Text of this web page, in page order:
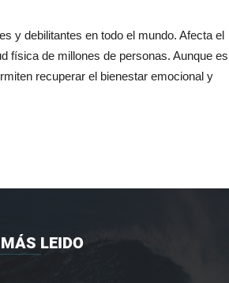
y debilitantes en todo el mundo. Afecta el
física de millones de personas. Aunque es
recuperar el bienestar emocional y
LEIDO